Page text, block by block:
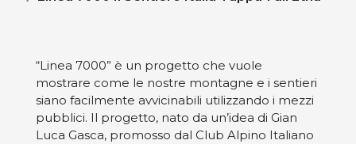
“Linea 7000” è un progetto che vuole
mostrare come le nostre montagne e i sentieri
siano facilmente avvicinabili utilizzando i mezzi
pubblici. Il progetto, nato da un’idea di Gian
Luca Gasca, promosso dal Club Alpino Italiano